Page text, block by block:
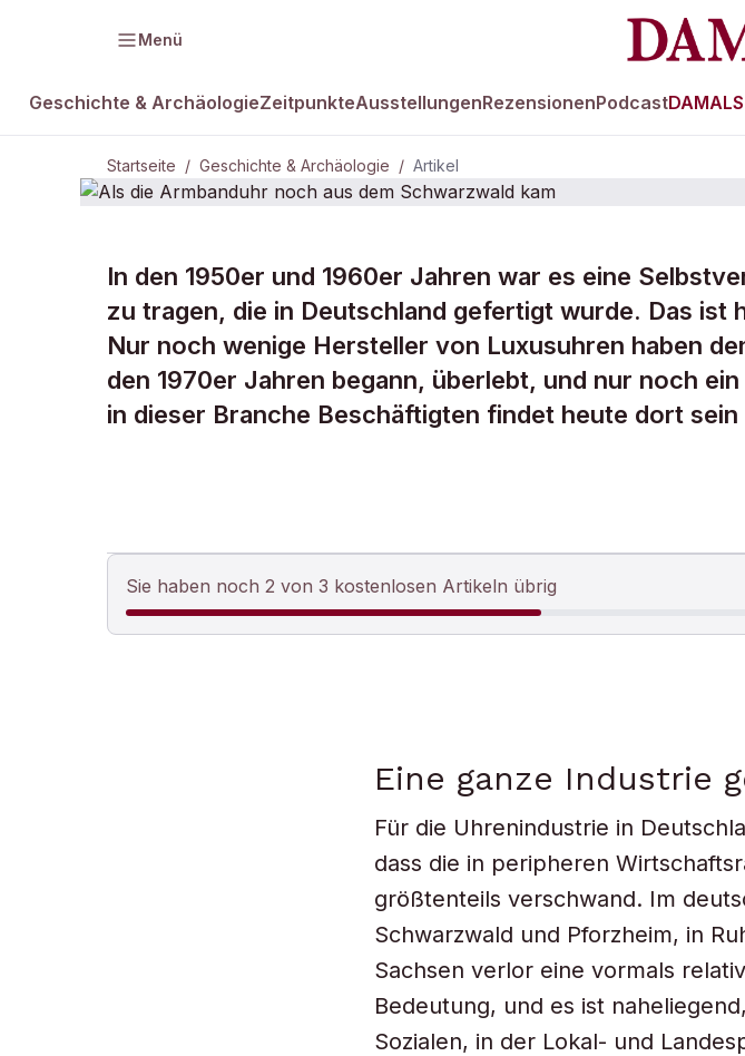
Menü
Geschichte & ArchäologieZeitpunkteAusstellungenRezensionenPodcast
Startseite / Geschichte & Archäologie / Artikel
DAMALS PlusGESCHICHTE & ARCHÄOLOGIE
Als die Armbanduhr
dem Schwarzwald
In den 1950er und 1960er Jahren war es eine
zu tragen, die in Deutschland gefertigt wurde. Das ist
Nur noch wenige Hersteller von Luxusuhren haben
den 1970er Jahren begann, überlebt, und nur noch
in dieser Branche Beschäftigten findet heute dort sein
Sie haben noch 2 von 3 kostenlosen Artikeln übrig
Eine ganze Industrie
Für die Uhrenindustrie in
dass die in peripheren
größtenteils verschwand. Im
Schwarzwald und Pforzheim, in
Sachsen verlor eine vormals
Bedeutung, und es ist
Sozialen, in der Lokal- und